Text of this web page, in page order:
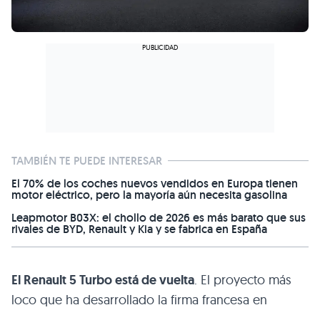
TAMBIÉN TE PUEDE INTERESAR
El 70% de los coches nuevos vendidos en Europa tienen
motor eléctrico, pero la mayoría aún necesita gasolina
Leapmotor B03X: el chollo de 2026 es más barato que sus
rivales de BYD, Renault y Kia y se fabrica en España
El Renault 5 Turbo está de vuelta. El proyecto más
loco que ha desarrollado la firma francesa en